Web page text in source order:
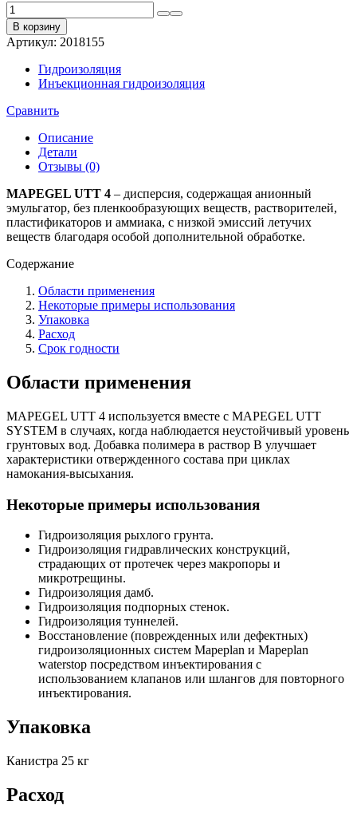
Количество
товара
Добавка
для
акрилатного
геля
Mapegel
UTT
В корзину
Артикул: 2018155
Гидроизоляция
Инъекционная гидроизоляция
Сравнить
Описание
Детали
Отзывы (0)
MAPEGEL UTT 4 – дисперсия, содержащая анионный
эмульгатор, без пленкообразующих веществ, растворителей,
пластификаторов и аммиака, с низкой эмиссий летучих
веществ благодаря особой дополнительной обработке.
Содержание
Области применения
Некоторые примеры использования
Упаковка
Расход
Срок годности
Области применения
MAPEGEL UTT 4 используется вместе с MAPEGEL UTT
SYSTEM в случаях, когда наблюдается неустойчивый уровень
грунтовых вод. Добавка полимера в раствор В улучшает
характеристики отвержденного состава при циклах
намокания-высыхания.
Некоторые примеры использования
Гидроизоляция рыхлого грунта.
Гидроизоляция гидравлических конструкций,
страдающих от протечек через макропоры и
микротрещины.
Гидроизоляция дамб.
Гидроизоляция подпорных стенок.
Гидроизоляция туннелей.
Восстановление (поврежденных или дефектных)
гидроизоляционных систем Mapeplan и Mapeplan
waterstop посредством инъектирования с
использованием клапанов или шлангов для повторного
инъектирования.
Упаковка
Канистра 25 кг
Расход